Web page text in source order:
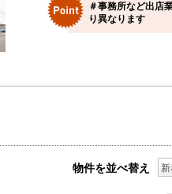
＃事務所など出店
り異なります
物件を並べ替え